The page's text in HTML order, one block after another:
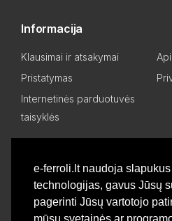
e-ferroli.lt naudoja
technologijas, gavus Jūsų
pagerinti Jūsų vartotojo
mūsų svetainės ar
Informacija
Klausimai ir atsakymai
Pristatymas
Internetinės parduotuvės
taisyklės
Asmeninis kabinetas
Palyginti produktus